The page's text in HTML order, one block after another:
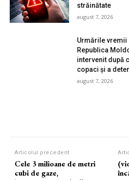
străinătate
august 7, 2026
Urmările vremii
Republica
intervenit după
copaci și a
august 7, 2026
Articolul precedent
Cele 3 milioane de metri
cubi de gaze,